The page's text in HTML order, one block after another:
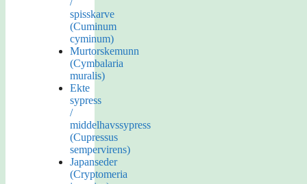
spisskarve
(Cuminum
cyminum)
Murtorskemunn
(Cymbalaria
muralis)
Ekte
sypress
/
middelhavssypress
(Cupressus
sempervirens)
Japanseder
(Cryptomeria